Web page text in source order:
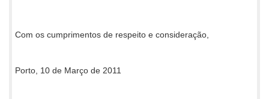
Com os cumprimentos de respeito e consideração,
Porto, 10 de Março de 2011